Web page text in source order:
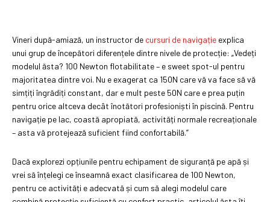
Vineri după-amiază, un instructor de cursuri de navigație explica
unui grup de începători diferențele dintre nivele de protecție: „Vedeți
modelul ăsta? 100 Newton flotabilitate – e sweet spot-ul pentru
majoritatea dintre voi. Nu e exagerat ca 150N care vă va face să vă
simțiți îngrădiți constant, dar e mult peste 50N care e prea puțin
pentru orice altceva decât înotători profesioniști în piscină. Pentru
navigație pe lac, coastă apropiată, activități normale recreaționale
– asta vă protejează suficient fiind confortabilă.”
Dacă explorezi opțiunile pentru echipament de siguranță pe apă și
vrei să înțelegi ce înseamnă exact clasificarea de 100 Newton,
pentru ce activități e adecvată și cum să alegi modelul care